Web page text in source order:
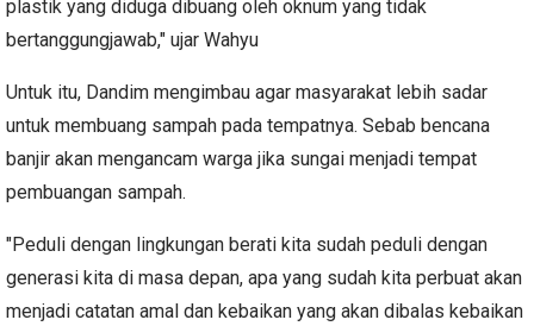
plastik yang diduga dibuang oleh oknum yang tidak
bertanggungjawab," ujar Wahyu
Untuk itu, Dandim mengimbau agar masyarakat lebih sadar
untuk membuang sampah pada tempatnya. Sebab bencana
banjir akan mengancam warga jika sungai menjadi tempat
pembuangan sampah.
"Peduli dengan lingkungan berati kita sudah peduli dengan
generasi kita di masa depan, apa yang sudah kita perbuat akan
menjadi catatan amal dan kebaikan yang akan dibalas kebaikan